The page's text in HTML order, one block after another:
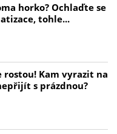
horko? Ochlaďte se
tohle...
rostou! Kam vyrazit na
s prázdnou?